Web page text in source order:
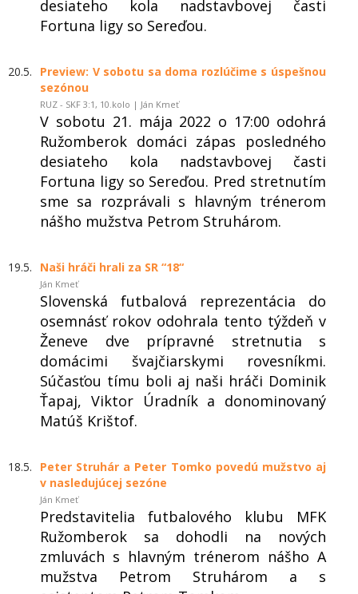
desiateho kola nadstavbovej časti
Fortuna ligy so Sereďou.
20.5.
Preview: V sobotu sa doma rozlúčime s úspešnou
sezónou
RUZ - SKF 3:1, 10.kolo | Ján Kmeť
V sobotu 21. mája 2022 o 17:00 odohrá
Ružomberok domáci zápas posledného
desiateho kola nadstavbovej časti
Fortuna ligy so Sereďou. Pred stretnutím
sme sa rozprávali s hlavným trénerom
nášho mužstva Petrom Struhárom.
19.5. Naši hráči hrali za SR “18“
Ján Kmeť
Slovenská futbalová reprezentácia do
osemnásť rokov odohrala tento týždeň v
Ženeve dve prípravné stretnutia s
domácimi švajčiarskymi rovesníkmi.
Súčasťou tímu boli aj naši hráči Dominik
Ťapaj, Viktor Úradník a donominovaný
Matúš Krištof.
18.5.
Peter Struhár a Peter Tomko povedú mužstvo aj
v nasledujúcej sezóne
Ján Kmeť
Predstavitelia futbalového klubu MFK
Ružomberok sa dohodli na nových
zmluvách s hlavným trénerom nášho A
mužstva Petrom Struhárom a s